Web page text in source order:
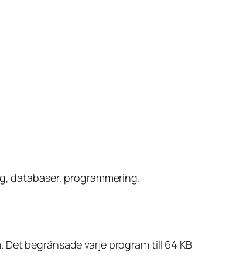
databaser, programmering.
begränsade varje program till 64 KB